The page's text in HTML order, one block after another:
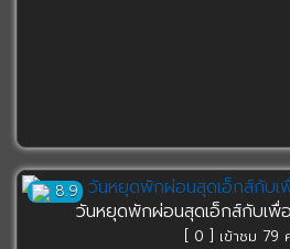
8.9
วันหยุดพักผ่อนสุดเอ็กส์กับเพื่อ
[ 0 ] เข้าชม 79